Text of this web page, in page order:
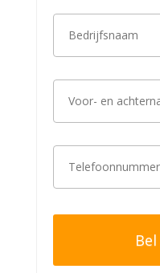
B
r
j
n
V
r
e
c
t
n
T
e
o